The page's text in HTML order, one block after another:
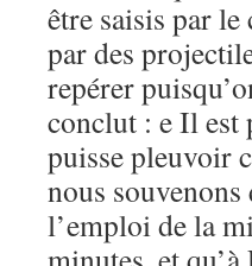
être saisis par le
par des
repérer
conclut : e Il est
puisse pleuvoir
nous
l’emploi de la